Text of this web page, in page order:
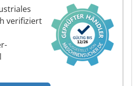
verifiziert